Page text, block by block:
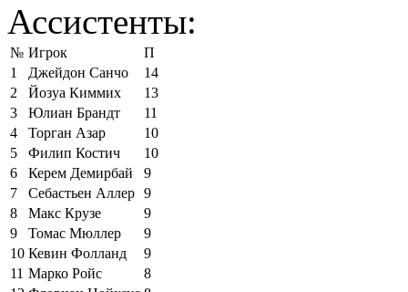
Ассистенты:
№ Игрок
П
1
Джейдон Санчо
14
2
Йозуа Киммих
13
3
Юлиан Брандт
11
4
Торган Азар
10
5
Филип Костич
10
6
Керем Демирбай
9
7
Себастьен Аллер 9
8
Макс Крузе
9
9
Томас Мюллер
9
10 Кевин Фолланд
9
11 Марко Ройс
8